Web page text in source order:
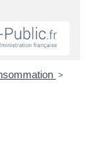
>